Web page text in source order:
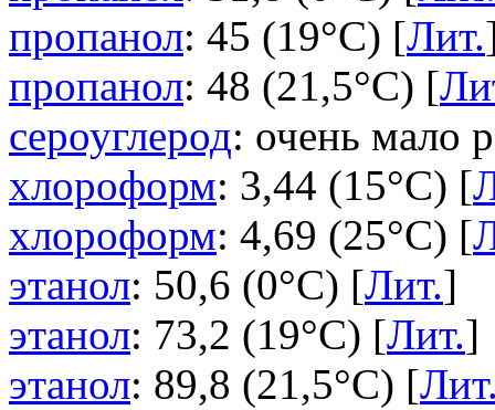
пропанол: 45 (19°C) [Лит.
пропанол: 48 (21,5°C) [
сероуглерод: очень мало
хлороформ: 3,44 (15°C) [
хлороформ: 4,69 (25°C) [
этанол: 50,6 (0°C) [Лит.]
этанол: 73,2 (19°C) [Лит.]
этанол: 89,8 (21,5°C) [